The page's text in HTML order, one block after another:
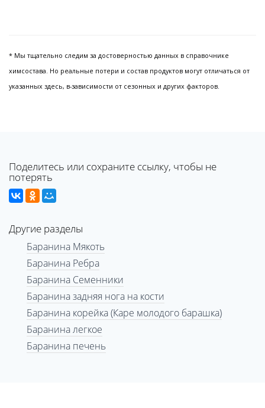
* Мы тщательно следим за достоверностью данных в справочнике
химсостава. Но реальные потери и состав продуктов могут отличаться от
указанных здесь, в-зависимости от сезонных и других факторов.
Поделитесь или сохраните ссылку, чтобы не
потерять
Другие разделы
Баранина Мякоть
Баранина Ребра
Баранина Семенники
Баранина задняя нога на кости
Баранина корейка (Каре молодого барашка)
Баранина легкое
Баранина печень